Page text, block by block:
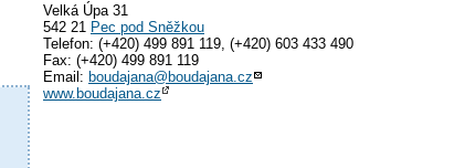
Velká Úpa 31
542 21 Pec pod Sněžkou
Telefon: (+420) 499 891 119, (+420) 603 433 490
Fax: (+420) 499 891 119
Email: boudajana@boudajana.cz
www.boudajana.cz